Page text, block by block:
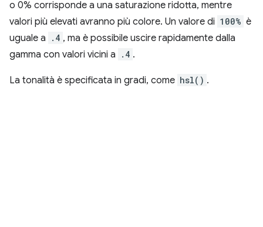
o 0% corrisponde a una saturazione ridotta, mentre
valori più elevati avranno più colore. Un valore di 100% è
uguale a
.4 , ma è possibile uscire rapidamente dalla
gamma con valori vicini a
.4 .
La tonalità è specificata in gradi, come hsl() .